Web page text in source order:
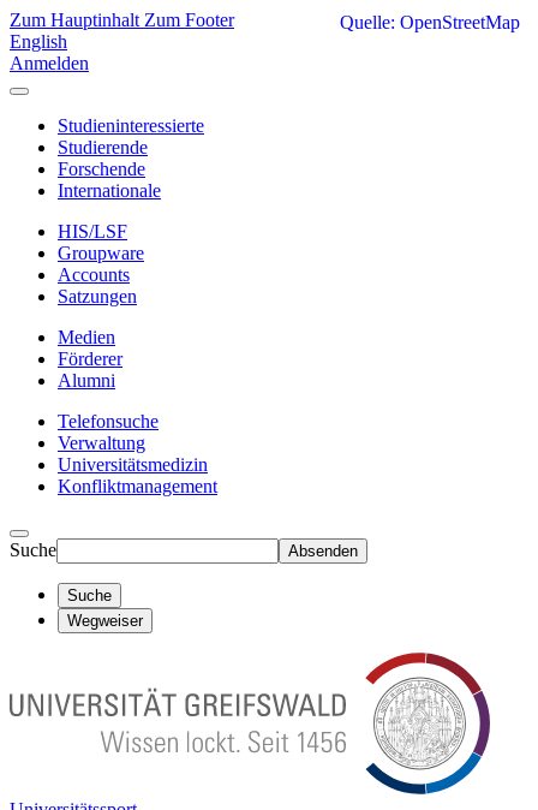
Zum Hauptinhalt Zum Footer
English
Anmelden
Studieninteressierte
Studierende
Forschende
Internationale
HIS/LSF
Groupware
Accounts
Satzungen
Medien
Förderer
Alumni
Telefonsuche
Verwaltung
Universitätsmedizin
Konfliktmanagement
Suche Absenden
Suche
Wegweiser
Quelle: OpenStreetMap